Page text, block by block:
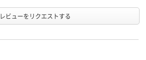
レビューをリクエストする